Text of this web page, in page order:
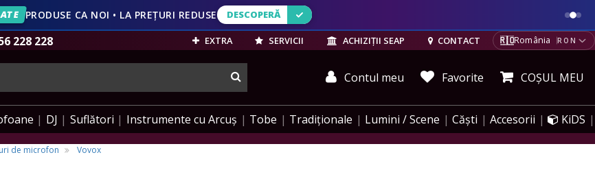
VEZI OFERTELE
PRODUSE CA NOI • LA PREȚURI REDUSE DESCOPERĂ
DESCOPERĂ
228 228 EXTRA SERVICII ACHIZIȚII SEAP CONTACT 🇷🇴România RON
Contul meu Favorite COȘUL MEU
DJ Suflători Instrumente cu Arcuș Tobe Tradiționale Lumini / Scene Căști Accesorii KiDS
de microfon Vovox